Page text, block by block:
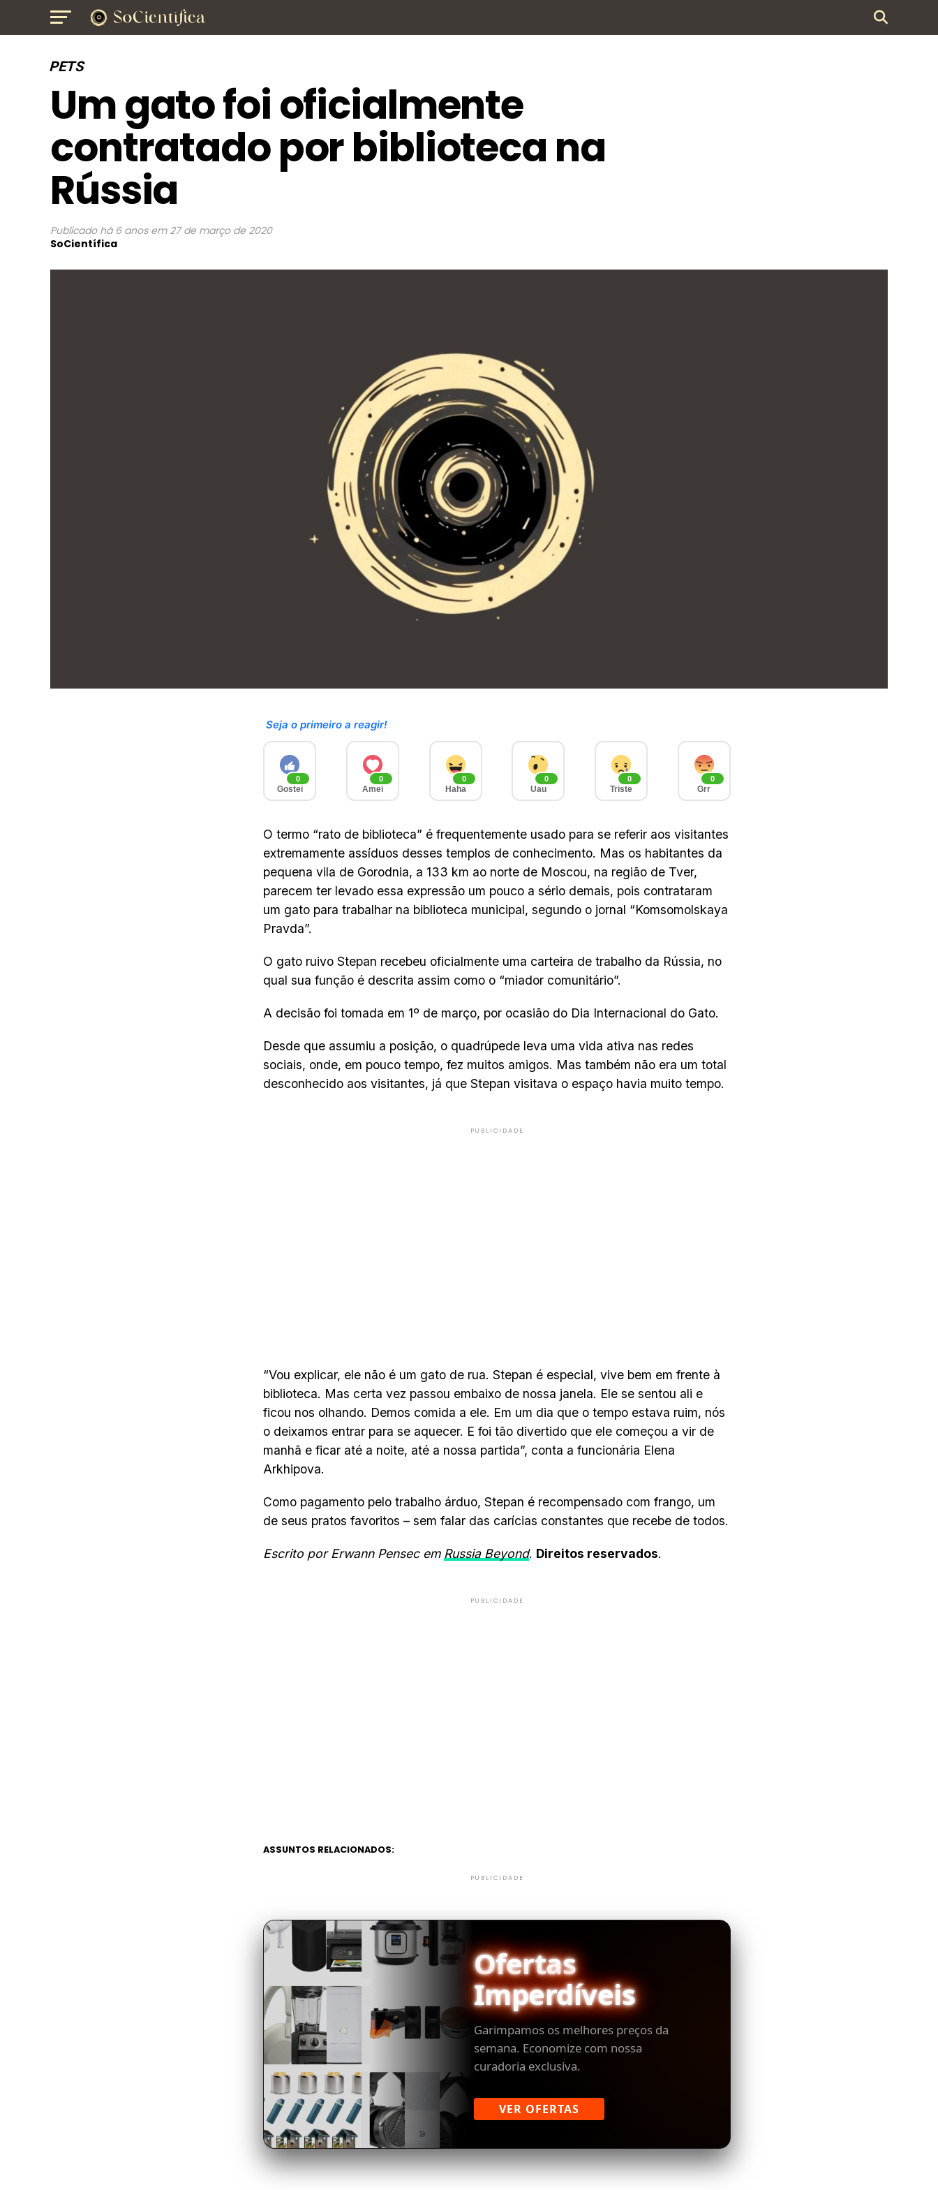
PETS
Um gato foi oficialmente
contratado por biblioteca na
Rússia
Publicado há 6 anos em 27 de março de 2020
SoCientífica
Seja o primeiro a reagir!
0
Gostei
0
Amei
0
Haha
0
Uau
0
Triste
0
Grr
O termo “rato de biblioteca” é frequentemente usado para se referir aos visitantes
extremamente assíduos desses templos de conhecimento. Mas os habitantes da
pequena vila de Gorodnia, a 133 km ao norte de Moscou, na região de Tver,
parecem ter levado essa expressão um pouco a sério demais, pois contrataram
um gato para trabalhar na biblioteca municipal, segundo o jornal “Komsomolskaya
Pravda”.
O gato ruivo Stepan recebeu oficialmente uma carteira de trabalho da Rússia, no
qual sua função é descrita assim como o “miador comunitário”.
A decisão foi tomada em 1º de março, por ocasião do Dia Internacional do Gato.
Desde que assumiu a posição, o quadrúpede leva uma vida ativa nas redes
sociais, onde, em pouco tempo, fez muitos amigos. Mas também não era um total
desconhecido aos visitantes, já que Stepan visitava o espaço havia muito tempo.
PUBLICIDADE
“Vou explicar, ele não é um gato de rua. Stepan é especial, vive bem em frente à
biblioteca. Mas certa vez passou embaixo de nossa janela. Ele se sentou ali e
ficou nos olhando. Demos comida a ele. Em um dia que o tempo estava ruim, nós
o deixamos entrar para se aquecer. E foi tão divertido que ele começou a vir de
manhã e ficar até a noite, até a nossa partida”, conta a funcionária Elena
Arkhipova.
Como pagamento pelo trabalho árduo, Stepan é recompensado com frango, um
de seus pratos favoritos – sem falar das carícias constantes que recebe de todos.
Escrito por Erwann Pensec em Russia Beyond. Direitos reservados.
PUBLICIDADE
ASSUNTOS RELACIONADOS:
PUBLICIDADE
Ofertas
Imperdíveis
Garimpamos os melhores preços da
semana. Economize com nossa
curadoria exclusiva.
VER OFERTAS